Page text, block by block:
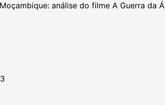
análise do filme A Guerra da